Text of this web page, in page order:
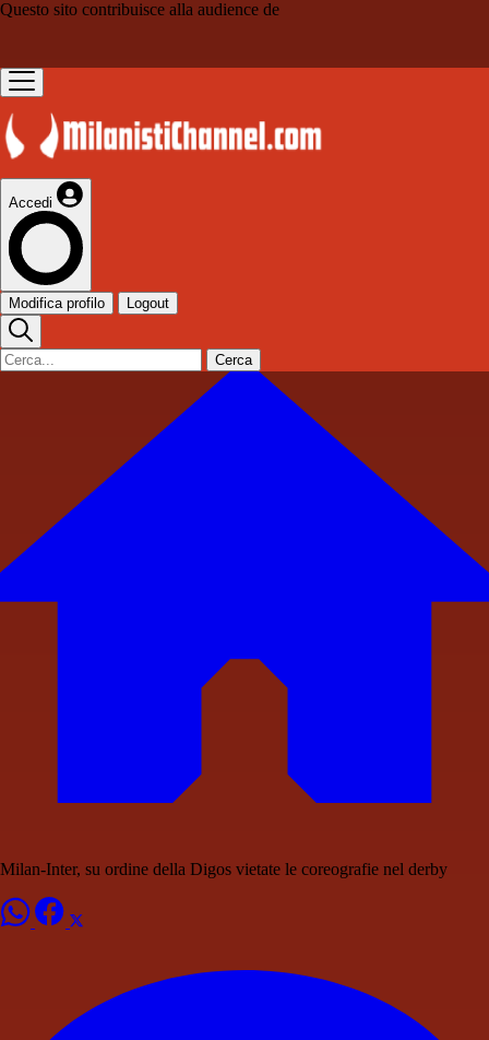
Questo sito contribuisce alla audience de
Accedi
Modifica profilo Logout
Cerca
Milan-Inter, su ordine della Digos vietate le coreografie nel derby